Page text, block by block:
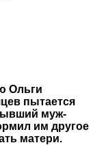
Ольги
пытается
муж-
им другое
матери.